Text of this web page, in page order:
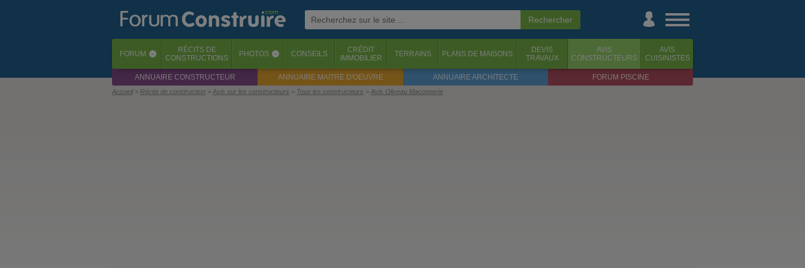
FORUM ‹ RÉCITS DE
CONSTRUCTIONS
PHOTOS ‹ CONSEILS
CRÉDIT
IMMOBILIER
TERRAINS PLANS DE MAISONS
DEVIS
TRAVAUX
AVIS
CONSTRUCTEURS
AVIS
CUISINISTES
ANNUAIRE CONSTRUCTEUR ANNUAIRE MAITRE D'OEUVRE ANNUAIRE ARCHITECTE FORUM PISCINE
Accueil Récits de construction Avis sur les constructeurs Tous les constructeurs Avis Oliveau Maconnerie